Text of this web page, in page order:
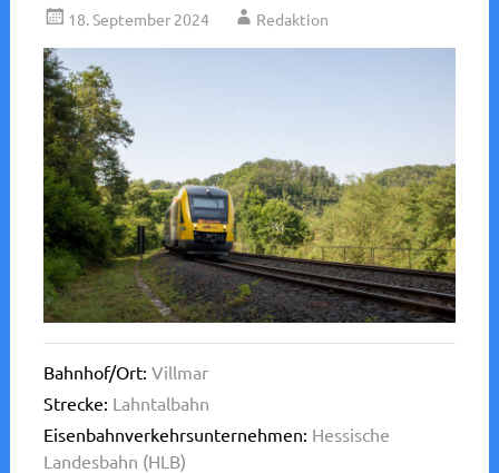
18. September 2024 Redaktion
Bahnhof/Ort: Villmar
Strecke: Lahntalbahn
Eisenbahnverkehrsunternehmen: Hessische
Landesbahn (HLB)